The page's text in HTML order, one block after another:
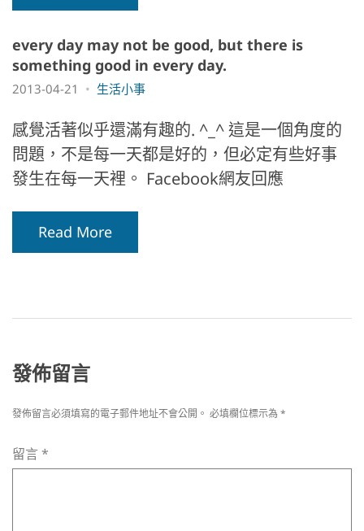
every day may not be good, but there is
something good in every day.
2013-04-21 生活小事
感覺活著似乎還滿有趣的. ^_^ 這是一個角度的
問題，不是每一天都是好的，但必定有些好事
發生在每一天裡。 Facebook網友回應
Read More
發佈留言
發佈留言必須填寫的電子郵件地址不會公開。 必填欄位標示為 *
留言*